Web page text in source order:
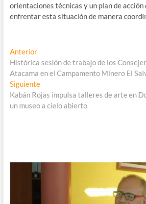
orientaciones técnicas y un plan de
enfrentar esta situación de manera
Navegación
de
entradas
AnteriorEntrada
anterior:
Histórica sesión de trabajo de los
Atacama en el Campamento Minero El
SiguienteEntrada
siguiente:
Kabán Rojas impulsa talleres de arte en
un museo a cielo abierto